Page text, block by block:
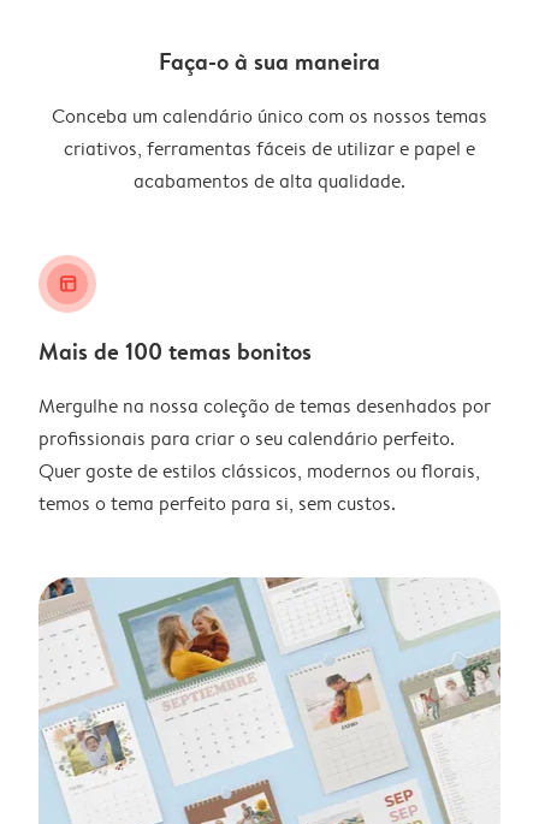
Faça-o à sua maneira
Conceba um calendário único com os nossos temas
criativos, ferramentas fáceis de utilizar e papel e
acabamentos de alta qualidade.
layout_alt
Mais de 100 temas bonitos
Mergulhe na nossa coleção de temas desenhados por
profissionais para criar o seu calendário perfeito.
Quer goste de estilos clássicos, modernos ou florais,
temos o tema perfeito para si, sem custos.